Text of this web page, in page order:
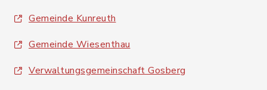
Gemeinde Kunreuth
Gemeinde Wiesenthau
Verwaltungsgemeinschaft Gosberg